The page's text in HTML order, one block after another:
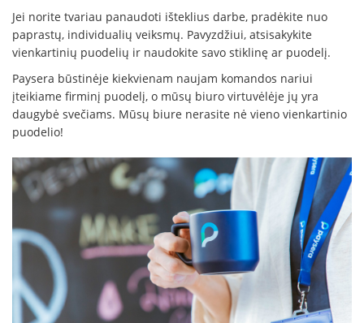
Jei norite tvariau panaudoti išteklius darbe, pradėkite nuo
paprastų, individualių veiksmų. Pavyzdžiui, atsisakykite
vienkartinių puodelių ir naudokite savo stiklinę ar puodelį.
Paysera būstinėje kiekvienam naujam komandos nariui
įteikiame firminį puodelį, o mūsų biuro virtuvėlėje jų yra
daugybė svečiams. Mūsų biure nerasite nė vieno vienkartinio
puodelio!